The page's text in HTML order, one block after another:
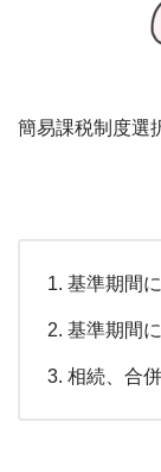
簡易課税制度選
基準期間
基準期間
相続、合